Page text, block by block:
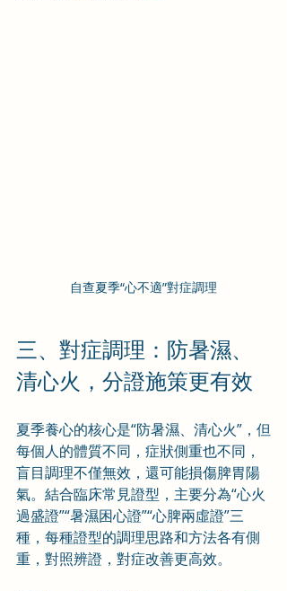
自查夏季“心不適”對症調理
三、對症調理：防暑濕、
清心火，分證施策更有效
夏季養心的核心是“防暑濕、清心火”，但
每個人的體質不同，症狀側重也不同，
盲目調理不僅無效，還可能損傷脾胃陽
氣。結合臨床常見證型，主要分為“心火
過盛證”“暑濕困心證”“心脾兩虛證”三
種，每種證型的調理思路和方法各有側
重，對照辨證，對症改善更高效。